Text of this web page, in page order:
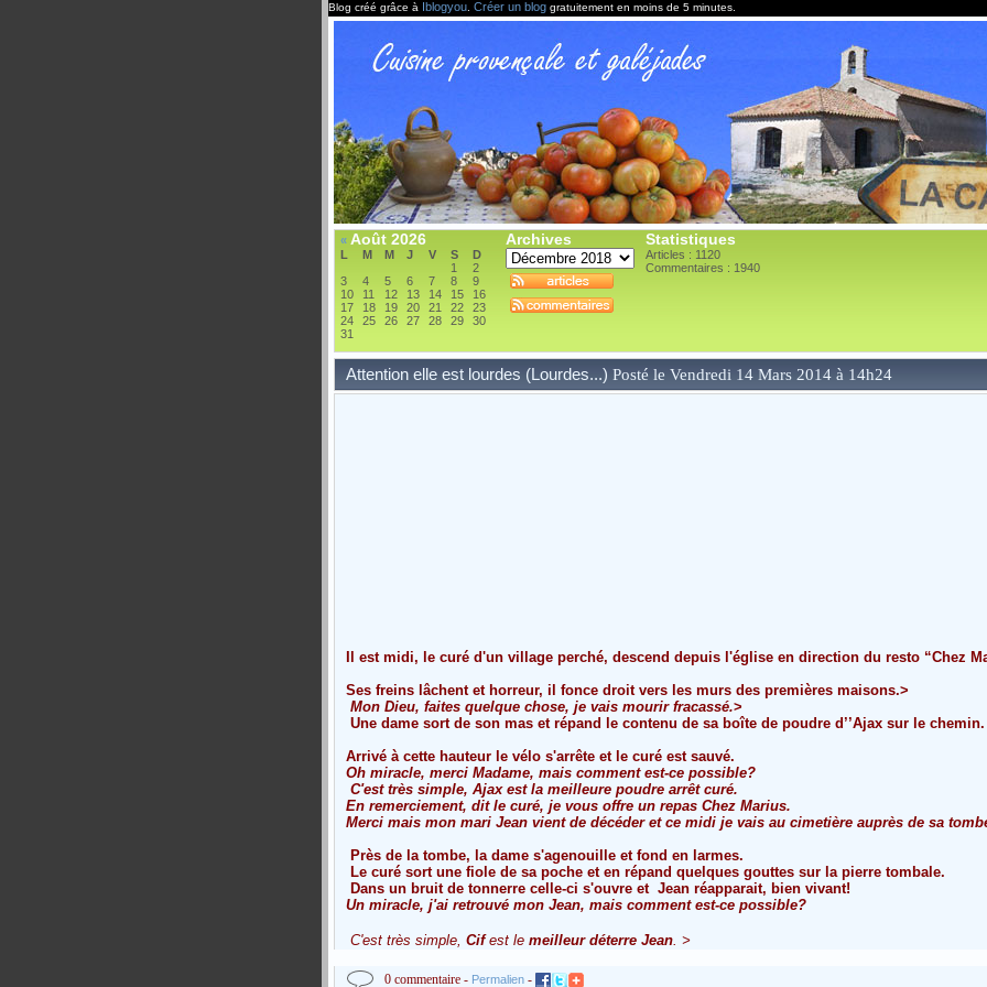
Blog créé grâce à Iblogyou Créer un blog gratuitement en moins de 5 minutes.
« Août 2026
L M M J V S
D
1
2
3
4 5 6 7 8
9
10
11 12 13 14 15
16
17
18 19 20 21 22
23
24
25 26 27 28 29
30
31
Archives Statistiques
Articles : 1120
Commentaires : 1940
Attention elle est lourdes (Lourdes...) Posté le Vendredi 14 Mars 2014 à 14h24
Il est midi, le curé d'un village perché, descend depuis l'église en direction du resto “Chez
Ses freins lâchent et horreur, il fonce droit vers les murs des premières maisons.>
Mon Dieu, faites quelque chose, je vais mourir fracassé.>
Une dame sort de son mas et répand le contenu de sa boîte de poudre d’’Ajax sur le chemin.
Arrivé à cette hauteur le vélo s'arrête et le curé est sauvé.
Oh miracle, merci Madame, mais comment est-ce possible?
C'est très simple, Ajaxest la meilleure poudre arrêt curé.
En remerciement, dit le curé, je vous offre un repas Chez Marius.
Merci mais mon mari Jean vient de décéder et ce midi je vais au cimetière auprès de sa
Près de la tombe, la dame s'agenouille et fond en larmes.
Le curé sort une fiole de sa poche et en répand quelques gouttes sur la pierre tombale.
Dans un bruit de tonnerre celle-ci s'ouvre et Jean réapparait, bien vivant!
Un miracle, j'ai retrouvé mon Jean, mais comment est-ce possible?
C'est très simple, Cifest le meilleur déterre Jean. >
0 commentaire - Permalien -